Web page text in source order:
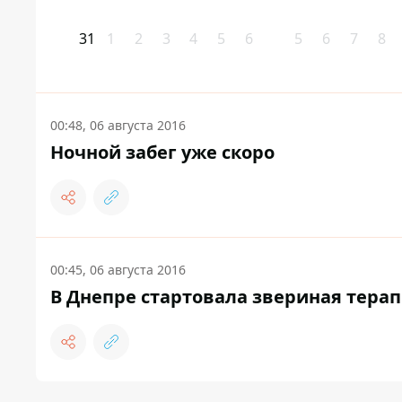
31 1 2 3 4 5 6 5 6 7 8
00:48, 06 августа 2016
Ночной забег уже скоро
00:45, 06 августа 2016
В Днепре стартовала звериная